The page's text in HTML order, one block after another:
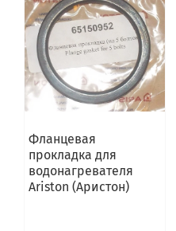
Фланцевая
прокладка для
водонагревателя
Ariston (Аристон)